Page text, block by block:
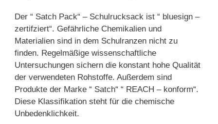
Der “ Satch Pack“ – Schulrucksack ist “ bluesign –
zertifziert“. Gefährliche Chemikalien und
Materialien sind in dem Schulranzen nicht zu
finden. Regelmäßige wissenschaftliche
Untersuchungen sichern die konstant hohe Qualität
der verwendeten Rohstoffe. Außerdem sind
Produkte der Marke “ Satch“ “ REACH – konform“.
Diese Klassifikation steht für die chemische
Unbedenklichkeit.